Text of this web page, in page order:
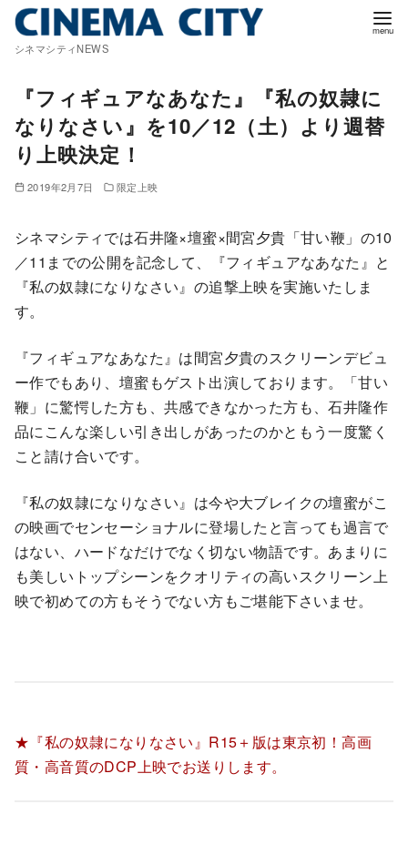
シネマシティNEWS
『フィギュアなあなた』『私の奴隷に
なりなさい』を10／12（土）より週替
り上映決定！
2019年2月7日 限定上映
シネマシティでは石井隆×壇蜜×間宮夕貴「甘い鞭」の10
／11までの公開を記念して、『フィギュアなあなた』と
『私の奴隷になりなさい』の追撃上映を実施いたしま
す。
『フィギュアなあなた』は間宮夕貴のスクリーンデビュ
ー作でもあり、壇蜜もゲスト出演しております。「甘い
鞭」に驚愕した方も、共感できなかった方も、石井隆作
品にこんな楽しい引き出しがあったのかともう一度驚く
こと請け合いです。
『私の奴隷になりなさい』は今や大ブレイクの壇蜜がこ
の映画でセンセーショナルに登場したと言っても過言で
はない、ハードなだけでなく切ない物語です。あまりに
も美しいトップシーンをクオリティの高いスクリーン上
映で初めての方もそうでない方もご堪能下さいませ。
★『私の奴隷になりなさい』R15＋版は東京初！高画
質・高音質のDCP上映でお送りします。